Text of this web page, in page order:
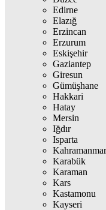
Edirne
Elazığ
Erzincan
Erzurum
Eskişehir
Gaziantep
Giresun
Gümüşhane
Hakkari
Hatay
Mersin
Iğdır
Isparta
Karabük
Karaman
Kars
Kastamonu
Kayseri